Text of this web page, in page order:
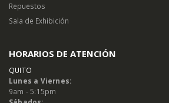
Repuestos
Sala de Exhibición
HORARIOS DE ATENCIÓN
QUITO
Lunes a Viernes:
9am - 5:15pm